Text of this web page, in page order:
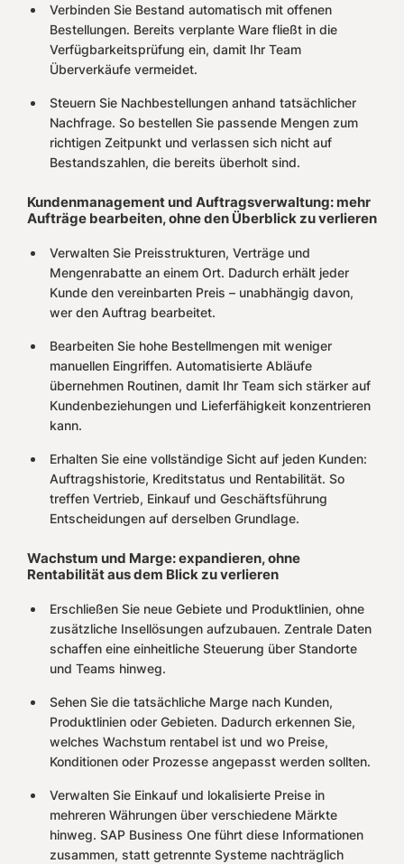
Verbinden Sie Bestand automatisch mit offenen
Bestellungen. Bereits verplante Ware fließt in die
Verfügbarkeitsprüfung ein, damit Ihr Team
Überverkäufe vermeidet.
Steuern Sie Nachbestellungen anhand tatsächlicher
Nachfrage. So bestellen Sie passende Mengen zum
richtigen Zeitpunkt und verlassen sich nicht auf
Bestandszahlen, die bereits überholt sind.
Kundenmanagement und Auftragsverwaltung: mehr
Aufträge bearbeiten, ohne den Überblick zu verlieren
Verwalten Sie Preisstrukturen, Verträge und
Mengenrabatte an einem Ort. Dadurch erhält jeder
Kunde den vereinbarten Preis – unabhängig davon,
wer den Auftrag bearbeitet.
Bearbeiten Sie hohe Bestellmengen mit weniger
manuellen Eingriffen. Automatisierte Abläufe
übernehmen Routinen, damit Ihr Team sich stärker auf
Kundenbeziehungen und Lieferfähigkeit konzentrieren
kann.
Erhalten Sie eine vollständige Sicht auf jeden Kunden:
Auftragshistorie, Kreditstatus und Rentabilität. So
treffen Vertrieb, Einkauf und Geschäftsführung
Entscheidungen auf derselben Grundlage.
Wachstum und Marge: expandieren, ohne
Rentabilität aus dem Blick zu verlieren
Erschließen Sie neue Gebiete und Produktlinien, ohne
zusätzliche Insellösungen aufzubauen. Zentrale Daten
schaffen eine einheitliche Steuerung über Standorte
und Teams hinweg.
Sehen Sie die tatsächliche Marge nach Kunden,
Produktlinien oder Gebieten. Dadurch erkennen Sie,
welches Wachstum rentabel ist und wo Preise,
Konditionen oder Prozesse angepasst werden sollten.
Verwalten Sie Einkauf und lokalisierte Preise in
mehreren Währungen über verschiedene Märkte
hinweg. SAP Business One führt diese Informationen
zusammen, statt getrennte Systeme nachträglich